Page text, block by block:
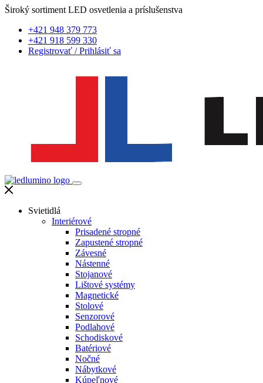
Široký sortiment LED osvetlenia a príslušenstva
+421 948 379 773
+421 918 599 330
Registrovať /Prihlásiť sa
Svietidlá
Interiérové
Prisadené stropné
Zapustené stropné
Závesné
Nástenné
Stojanové
Lištové systémy
Magnetické
Stolové
Senzorové
Podlahové
Schodiskové
Batériové
Nočné
Nábytkové
Kúpeľnové